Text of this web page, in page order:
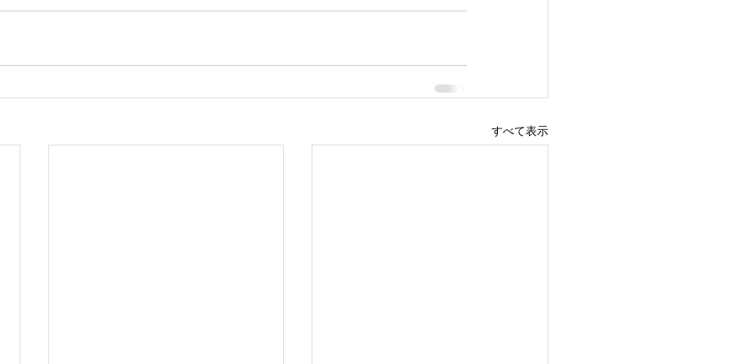
すべて表示